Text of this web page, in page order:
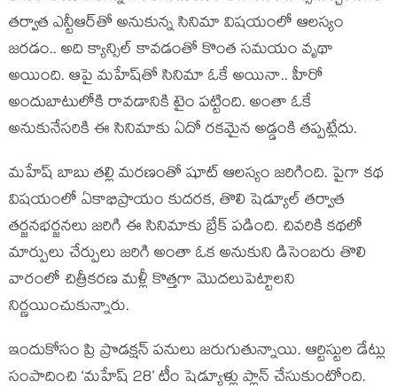
తర్వాత ఎన్టీఆర్‌తో అనుకున్న సినిమా విషయంలో ఆలస్యం
జరడం.. అది క్యాన్సిల్ కావడంతో కొంత సమయం వృథా
అయింది. ఆపై మహేష్‌తో సినిమా ఓకే అయినా.. హీరో
అందుబాటులోకి రావడానికి టైం పట్టింది. అంతా ఓకే
అనుకునేసరికి ఈ సినిమాకు ఏదో రకమైన అడ్డంకి తప్పట్లేదు.
మహేష్ బాబు తల్లి మరణంతో షూట్ ఆలస్యం జరిగింది. పైగా కథ
విషయంలో ఏకాభిప్రాయం కుదరక, తొలి షెడ్యూల్ తర్వాత
తర్జనభర్జనలు జరిగి ఈ సినిమాకు బ్రేక్ పడింది. చివరికి కథలో
మార్పులు చేర్పులు జరిగి అంతా ఓక అనుకుని డిసెంబరు తొలి
వారంలో చిత్రీకరణ మళ్లీ కొత్తగా మొదలుపెట్టాలని
నిర్ణయించుకున్నారు.
ఇందుకోసం ప్రి ప్రొడక్షన్ పనులు జరుగుతున్నాయి. ఆర్టిస్టుల డేట్లు
సంపాదించి ‘మహేష్ 28’ టీం షెడ్యూళ్లు ప్లాన్ చేసుకుంటోంది.